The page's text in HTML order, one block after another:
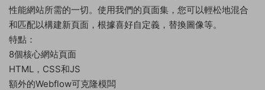
性能網站所需的一切。使用我們的頁面集，您可以輕松地混合
和匹配以構建新頁面，根據喜好自定義，替換圖像等。
特點：
8個核心網站頁面
HTML，CSS和JS
額外的Webflow可克隆模闆